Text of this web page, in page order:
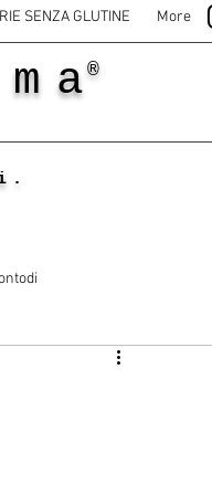
SENZA GLUTINE More
®